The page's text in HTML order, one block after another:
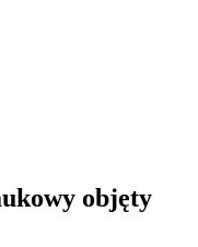
objęty